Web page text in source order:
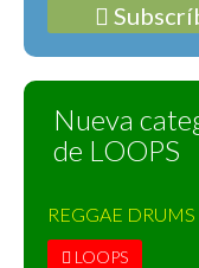
Nueva
de LOOPS
REGGAE
LOOPS